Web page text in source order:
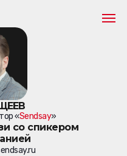
«Sendsay»
со спикером